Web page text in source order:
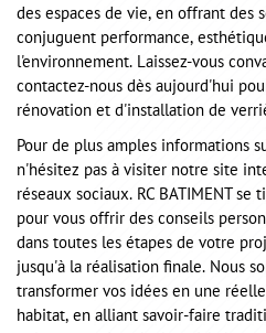
des espaces de vie, en offrant des
conjuguent performance,
l'environnement. Laissez-vous
contactez-nous dès aujourd'hui
rénovation et d'installation de
Pour de plus amples informations
n'hésitez pas à visiter notre site
réseaux sociaux. RC BATIMENT
pour vous offrir des conseils
dans toutes les étapes de votre
jusqu'à la réalisation finale. Nous
transformer vos idées en une
habitat, en alliant savoir-faire